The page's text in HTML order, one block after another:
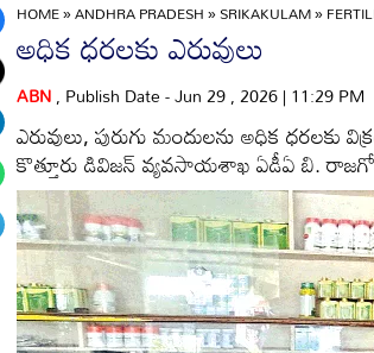
HOME»ANDHRA PRADESH»SRIKAKULAM»
అధిక ధరలకు ఎరువులు
ABN, Publish Date - Jun 29 , 2026 | 11:29 PM
ఎరువులు, పురుగు మందులను అధిక
కొత్తూరు డివిజన్‌ వ్యవసాయశాఖ ఏడీఏ బి.